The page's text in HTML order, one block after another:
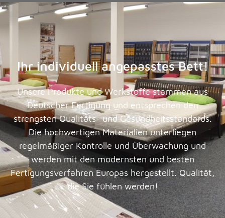
Ihr individuell angepasstes Bett!
Unsere Produkte und Werkstoffe stammen aus
Deutscher Fertigung und entsprechen den
strengsten Qualitäts- und Gesundheitsstandards.
Die hochwertigen Materialien unterliegen
regelmäßiger Kontrolle und Überwachung und
werden mit den modernsten und besten
Fertigungsverfahren Europas hergestellt. Qualität,
die Sie fühlen werden!